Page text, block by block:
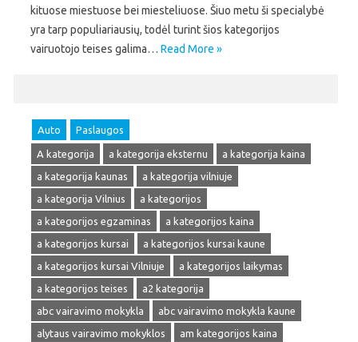
kituose miestuose bei miesteliuose. Šiuo metu ši specialybė
yra tarp populiariausių, todėl turint šios kategorijos
vairuotojo teises galima… Read More »
Auto Paslaugos
A kategorija a kategorija eksternu
a kategorija kaina
a kategorija kaunas
a kategorija vilniuje
a kategorija Vilnius
a kategorijos
a kategorijos egzaminas
a kategorijos kaina
a kategorijos kursai
a kategorijos kursai kaune
a kategorijos kursai Vilniuje
a kategorijos laikymas
a kategorijos teises
a2 kategorija
abc vairavimo mokykla
abc vairavimo mokykla kaune
alytaus vairavimo mokyklos
am kategorijos kaina